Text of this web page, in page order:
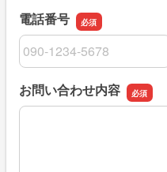
電話番号
電話番号
お問い合わせ内容
お問い合わせ内容